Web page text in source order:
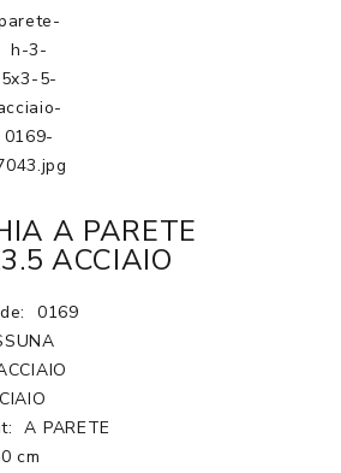
A PARETE
ACCIAIO
0169
A PARETE
cm